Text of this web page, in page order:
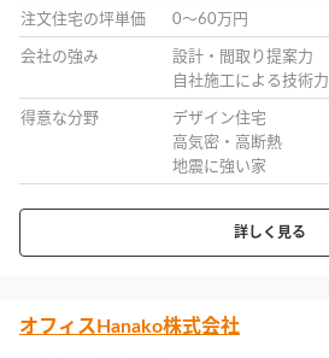
注文住宅の坪単価 0〜60万円
会社の強み
設計・間取り提案力
自社施工による技術力
得意な分野
デザイン住宅
高気密・高断熱
地震に強い家
詳しく見る
オフィスHanako株式会社